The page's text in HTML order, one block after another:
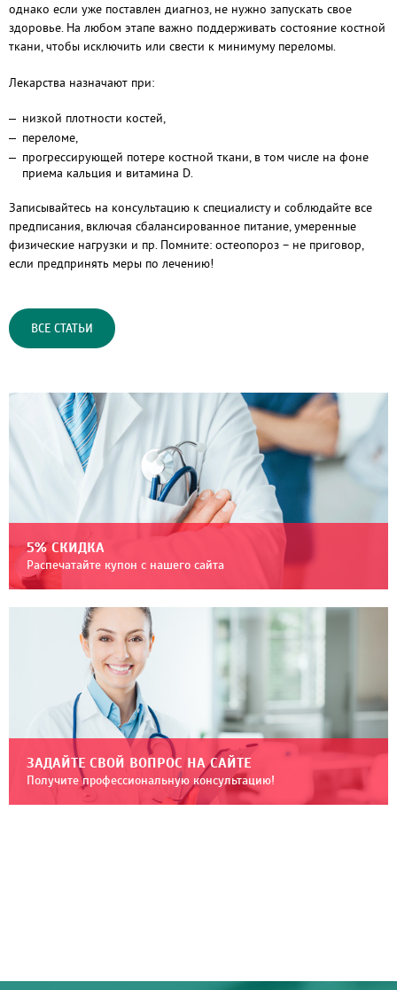
однако если уже поставлен диагноз, не нужно запускать свое
здоровье. На любом этапе важно поддерживать состояние костной
ткани, чтобы исключить или свести к минимуму переломы.
Лекарства назначают при:
низкой плотности костей,
переломе,
прогрессирующей потере костной ткани, в том числе на фоне
приема кальция и витамина D.
Записывайтесь на консультацию к специалисту и соблюдайте все
предписания, включая сбалансированное питание, умеренные
физические нагрузки и пр. Помните: остеопороз – не приговор,
если предпринять меры по лечению!
ВСЕ СТАТЬИ
5% СКИДКА
Распечатайте купон с нашего сайта
ЗАДАЙТЕ СВОЙ ВОПРОС НА САЙТЕ
Получите профессиональную консультацию!